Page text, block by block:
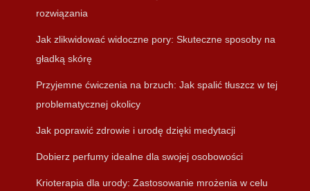
rozwiązania
Jak zlikwidować widoczne pory: Skuteczne sposoby na
gładką skórę
Przyjemne ćwiczenia na brzuch: Jak spalić tłuszcz w tej
problematycznej okolicy
Jak poprawić zdrowie i urodę dzięki medytacji
Dobierz perfumy idealne dla swojej osobowości
Krioterapia dla urody: Zastosowanie mrożenia w celu